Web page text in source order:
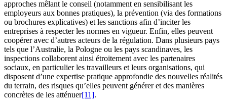
approches mêlant le conseil (notamment en sensibilisant les
employeurs aux bonnes pratiques), la prévention (via des formations
ou brochures explicatives) et les sanctions afin d’inciter les
entreprises à respecter les normes en vigueur. Enfin, elles peuvent
coopérer avec d’autres acteurs de la régulation. Dans plusieurs pays
tels que l’Australie, la Pologne ou les pays scandinaves, les
inspections collaborent ainsi étroitement avec les partenaires
sociaux, en particulier les travailleurs et leurs organisations, qui
disposent d’une expertise pratique approfondie des nouvelles réalités
du terrain, des risques qu’elles peuvent générer et des manières
concrètes de les atténuer[11].